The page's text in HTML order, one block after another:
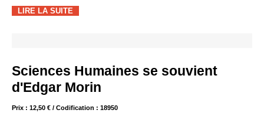
LIRE LA SUITE
Sciences Humaines se souvient
d'Edgar Morin
Prix : 12,50 € / Codification : 18950